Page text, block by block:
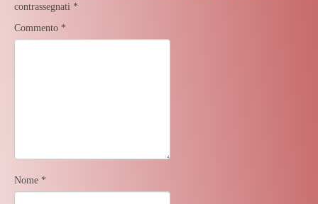
contrassegnati *
Commento *
Nome *